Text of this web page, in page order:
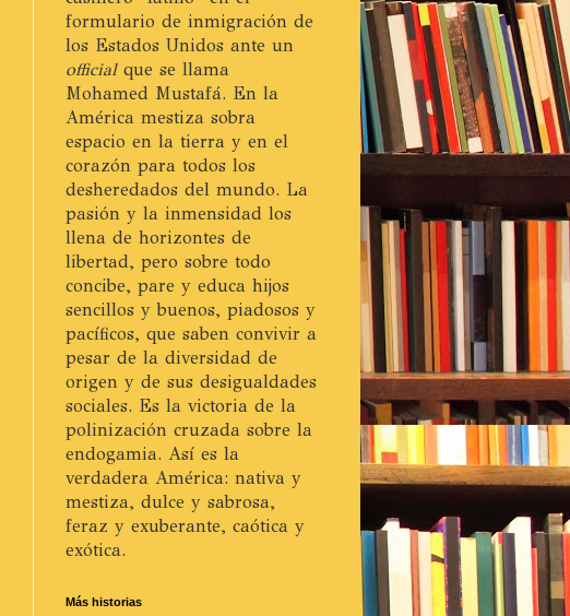
formulario de inmigración de
los Estados Unidos ante un
officialque se llama
Mohamed Mustafá. En la
América mestiza sobra
espacio en la tierra y en el
corazón para todos los
desheredados del mundo. La
pasión y la inmensidad los
llena de horizontes de
libertad, pero sobre todo
concibe, pare y educa hijos
sencillos y buenos, piadosos y
pacíficos, que saben convivir a
pesar de la diversidad de
origen y de sus desigualdades
sociales. Es la victoria de la
polinización cruzada sobre la
endogamia. Así es la
verdadera América: nativa y
mestiza, dulce y sabrosa,
feraz y exuberante, caótica y
exótica.
Más historias